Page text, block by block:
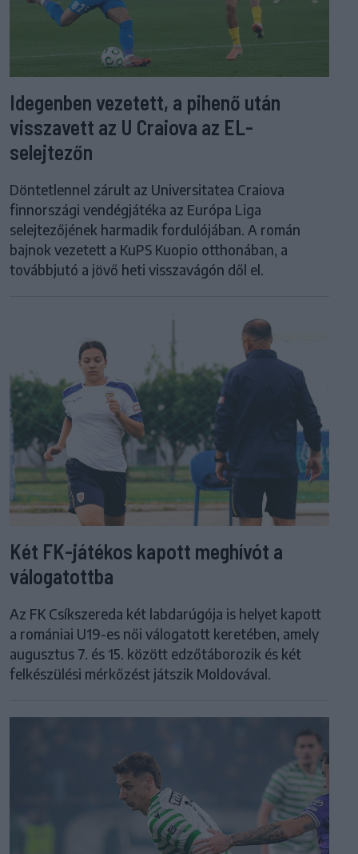
Idegenben vezetett, a pihenő után
visszavett az U Craiova az EL-
selejtezőn
Döntetlennel zárult az Universitatea Craiova
finnországi vendégjátéka az Európa Liga
selejtezőjének harmadik fordulójában. A román
bajnok vezetett a KuPS Kuopio otthonában, a
továbbjutó a jövő heti visszavágón dől el.
Két FK-játékos kapott meghívót a
válogatottba
Az FK Csíkszereda két labdarúgója is helyet kapott
a romániai U19-es női válogatott keretében, amely
augusztus 7. és 15. között edzőtáborozik és két
felkészülési mérkőzést játszik Moldovával.